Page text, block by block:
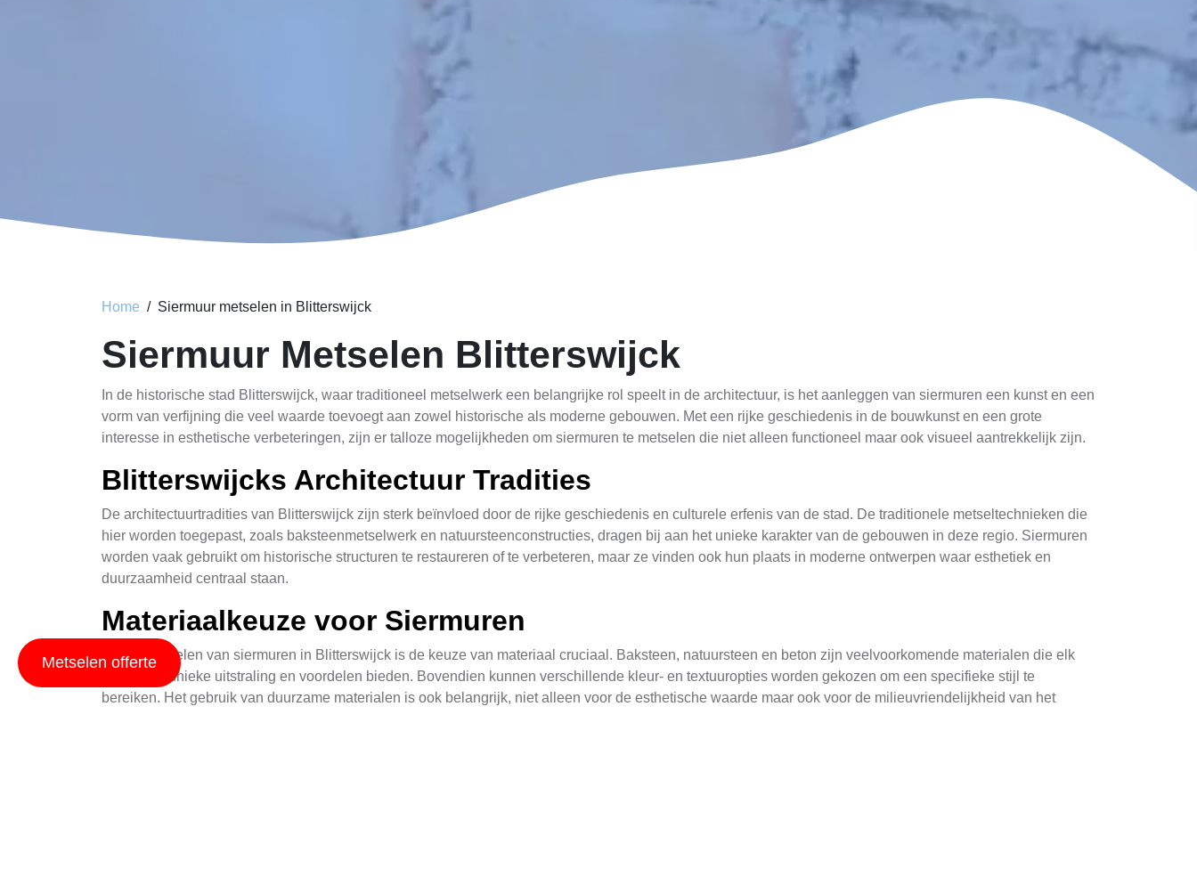
Home Siermuur metselen in Blitterswijck
Siermuur Metselen Blitterswijck
In de historische stad Blitterswijck, waar traditioneel metselwerk een belangrijke rol speelt in de architectuur, is het aanleggen van siermuren een kunst en een
vorm van verfijning die veel waarde toevoegt aan zowel historische als moderne gebouwen. Met een rijke geschiedenis in de bouwkunst en een grote
interesse in esthetische verbeteringen, zijn er talloze mogelijkheden om siermuren te metselen die niet alleen functioneel maar ook visueel aantrekkelijk zijn.
Blitterswijcks Architectuur Tradities
De architectuurtradities van Blitterswijck zijn sterk beïnvloed door de rijke geschiedenis en culturele erfenis van de stad. De traditionele metseltechnieken die
hier worden toegepast, zoals baksteenmetselwerk en natuursteenconstructies, dragen bij aan het unieke karakter van de gebouwen in deze regio. Siermuren
worden vaak gebruikt om historische structuren te restaureren of te verbeteren, maar ze vinden ook hun plaats in moderne ontwerpen waar esthetiek en
duurzaamheid centraal staan.
Materiaalkeuze voor Siermuren
Bij het metselen van siermuren in Blitterswijck is de keuze van materiaal cruciaal. Baksteen, natuursteen en beton zijn veelvoorkomende materialen die elk
hun eigen unieke uitstraling en voordelen bieden. Bovendien kunnen verschillende kleur- en textuuropties worden gekozen om een specifieke stijl te
bereiken. Het gebruik van duurzame materialen is ook belangrijk, niet alleen voor de esthetische waarde maar ook voor de milieuvriendelijkheid van het
Metselen offerte